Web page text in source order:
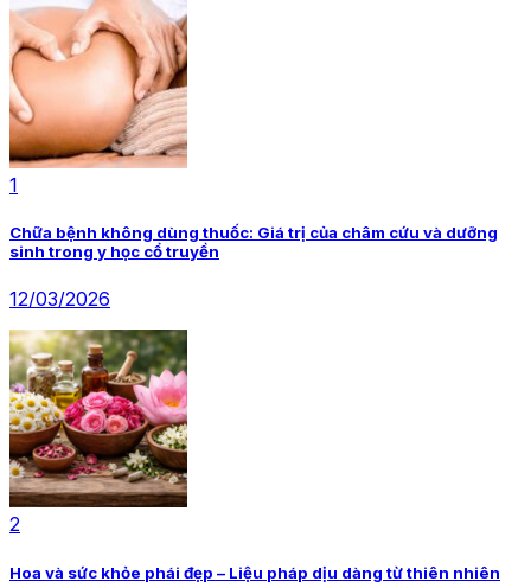
1
Chữa bệnh không dùng thuốc: Giá trị của châm cứu và dưỡng
sinh trong y học cổ truyền
12/03/2026
2
Hoa và sức khỏe phái đẹp – Liệu pháp dịu dàng từ thiên nhiên